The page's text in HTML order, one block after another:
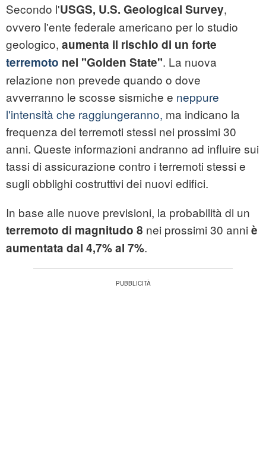
Secondo l'USGS, U.S. Geological Survey,
ovvero l'ente federale americano per lo studio
geologico, aumenta il rischio di un forte
terremoto nel "Golden State". La nuova
relazione non prevede quando o dove
avverranno le scosse sismiche e neppure
l'intensità che raggiungeranno, ma indicano la
frequenza dei terremoti stessi nei prossimi 30
anni. Queste informazioni andranno ad influire sui
tassi di assicurazione contro i terremoti stessi e
sugli obblighi costruttivi dei nuovi edifici.
In base alle nuove previsioni, la probabilità di un
terremoto di magnitudo 8 nei prossimi 30 anni è
aumentata dal 4,7% al 7%.